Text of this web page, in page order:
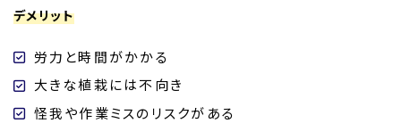
デメリット
労力と時間がかかる
大きな植栽には不向き
怪我や作業ミスのリスクがある